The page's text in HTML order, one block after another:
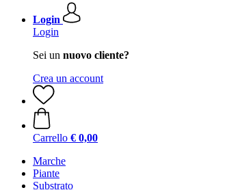
Login
Login
Sei un nuovo cliente?
Crea un account
Carrello € 0,00
Marche
Piante
Substrato